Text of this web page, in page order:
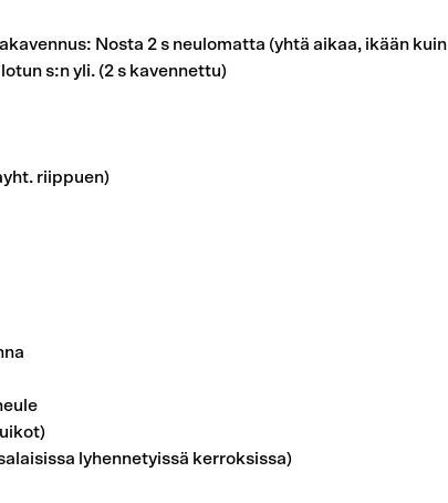
Nosta 2 s neulomatta (yhtä aikaa, ikään kuin
s:n yli. (2 s kavennettu)
riippuen)
lyhennetyissä kerroksissa)